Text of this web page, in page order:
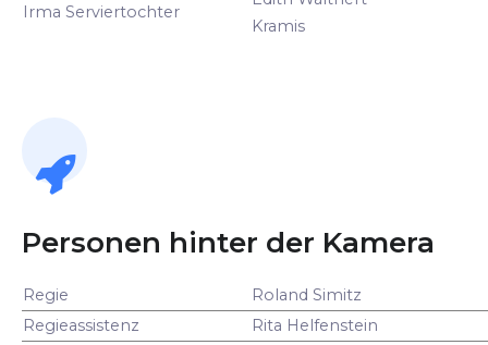
Irma Serviertochter
Kramis
Personen hinter der Kamera
Regie
Roland Simitz
Regieassistenz
Rita Helfenstein